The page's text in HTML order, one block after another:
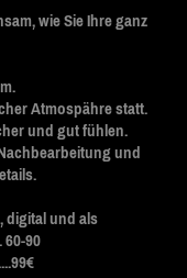
wie Sie Ihre ganz
Atmospähre statt.
und gut fühlen.
und
digital und als
60-90